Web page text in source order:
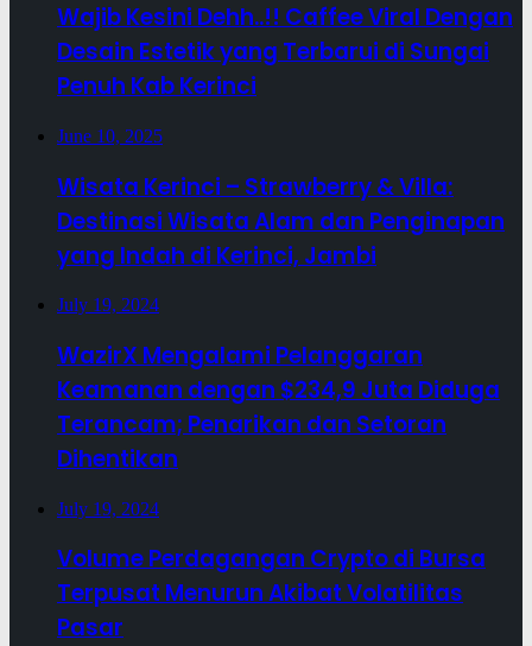
Wajib Kesini Dehh..!! Caffee Viral Dengan
Desain Estetik yang Terbarui di Sungai
Penuh Kab Kerinci
June 10, 2025
Wisata Kerinci – Strawberry & Villa:
Destinasi Wisata Alam dan Penginapan
yang Indah di Kerinci, Jambi
July 19, 2024
WazirX Mengalami Pelanggaran
Keamanan dengan $234,9 Juta Diduga
Terancam; Penarikan dan Setoran
Dihentikan
July 19, 2024
Volume Perdagangan Crypto di Bursa
Terpusat Menurun Akibat Volatilitas
Pasar